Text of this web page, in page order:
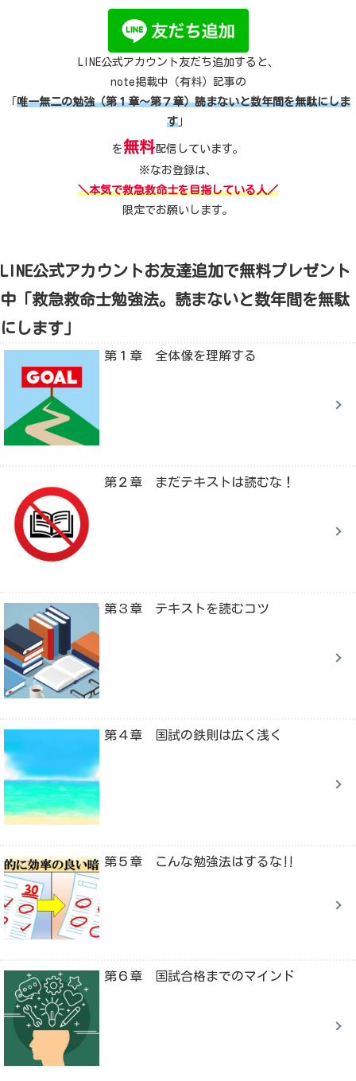
LINE公式アカウント友だち追加すると、
note掲載中（有料）記事の
唯一無二の勉強（第１章～第７章）読まないと数年間を無駄にしま
す
を無料配信しています。
※なお登録は、
＼本気で救急救命士を目指している人／
限定でお願いします。
LINE公式アカウントお友達追加で無料プレゼント
中「救急救命士勉強法。読まないと数年間を無駄
にします」
第１章 全体像を理解する
第２章 まだテキストは読むな！
第３章 テキストを読むコツ
第４章 国試の鉄則は広く浅く
第５章 こんな勉強法はするな‼
第６章 国試合格までのマインド